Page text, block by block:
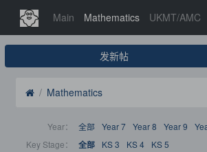
Main Mathematics UKMT/AMC
发新帖
Mathematics
Year： 全部 Year 7 Year 8 Year 9
Key Stage：
全部 KS 3 KS 4
KS 5